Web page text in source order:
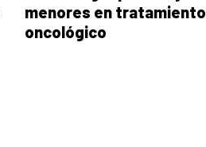
menores en tratamiento
oncológico